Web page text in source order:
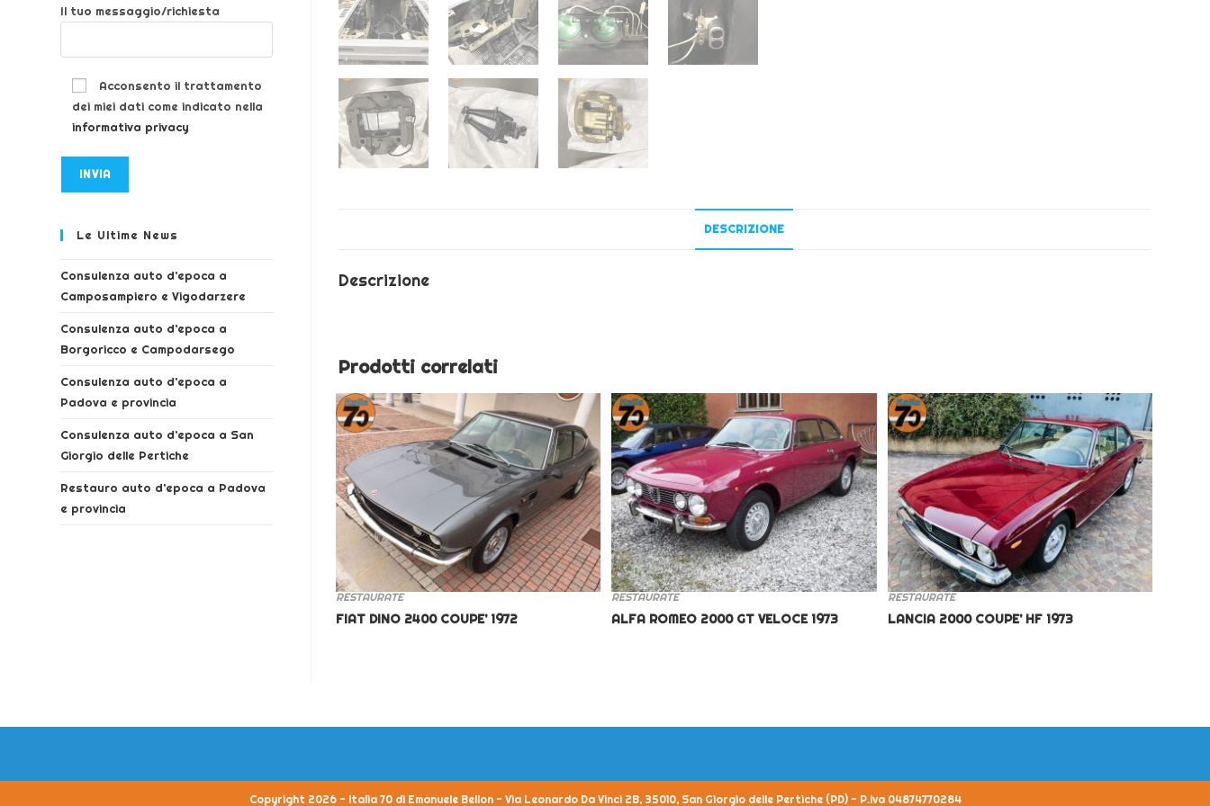
DESCRIZIONE
Descrizione
Prodotti correlati
RESTAURATE
FIAT DINO 2400 COUPE’ 1972
RESTAURATE
ALFA ROMEO 2000 GT VELOCE 1973
RESTAURATE
LANCIA 2000 COUPE’ HF 1973
Il tuo messaggio/richiesta
Acconsento il trattamento
dei miei dati come indicato nella
informativa privacy
Le Ultime News
Consulenza auto d’epoca a
Camposampiero e Vigodarzere
Consulenza auto d’epoca a
Borgoricco e Campodarsego
Consulenza auto d’epoca a
Padova e provincia
Consulenza auto d’epoca a San
Giorgio delle Pertiche
Restauro auto d’epoca a Padova
e provincia
Copyright 2026 - Italia 70 di Emanuele Bellon - Via Leonardo Da Vinci 2B, 35010, San Giorgio delle Pertiche (PD) - P.Iva 04874770284